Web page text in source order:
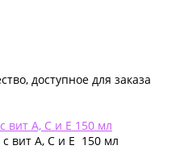
доступное для заказа
вит А, С и Е 150 мл
вит А, С и Е 150 мл